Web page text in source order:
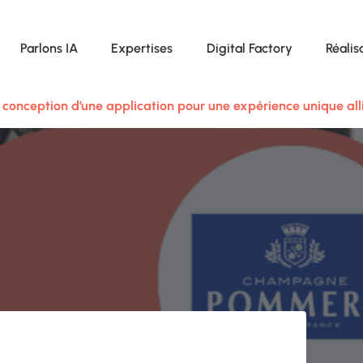
Parlons IA Expertises Digital Factory
conception d’une application pour une expérience unique